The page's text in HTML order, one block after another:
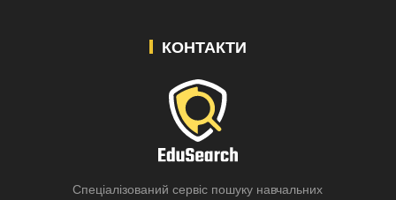
КОНТАКТИ
Спеціалізований сервіс пошуку навчальних